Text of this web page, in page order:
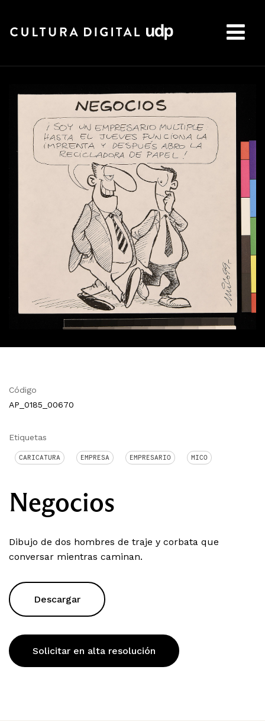
Código
AP_0185_00670
Etiquetas
CARICATURA EMPRESA EMPRESARIO MICO
Negocios
Dibujo de dos hombres de traje y corbata que
conversar mientras caminan.
Descargar
Solicitar en alta resolución